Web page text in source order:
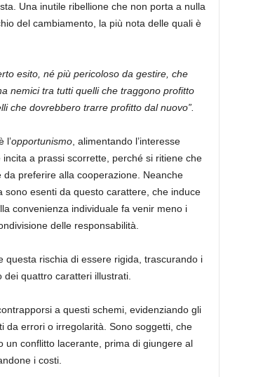
Una inutile ribellione che non porta a nulla
del cambiamento, la più nota delle quali è
esito, né più pericoloso da gestire, che
nemici tra tutti quelli che traggono profitto
che dovrebbero trarre profitto dal nuovo”.
l’opportunismo, alimentando l’interesse
a prassi scorrette, perché si ritiene che
preferire alla cooperazione. Neanche
esenti da questo carattere, che induce
convenienza individuale fa venir meno i
delle responsabilità.
questa rischia di essere rigida, trascurando i
quattro caratteri illustrati.
a questi schemi, evidenziando gli
da errori o irregolarità. Sono soggetti, che
un conflitto lacerante, prima di giungere al
i costi.